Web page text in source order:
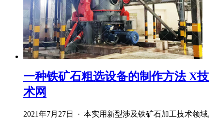
一种铁矿石粗选设备的制作方法 X技
术网
2021年7月27日 · 本实用新型涉及铁矿石加工技术领域,